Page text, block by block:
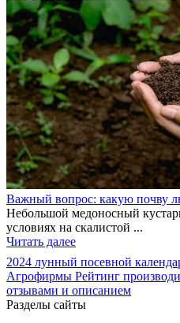
Важный вопрос: какую почву
Небольшой медоносный
условиях на скалистой ...
Читать далее
2024 лунный посевной
Агрофирмы Рейтинг
отзывами и описанием
Разделы сайты